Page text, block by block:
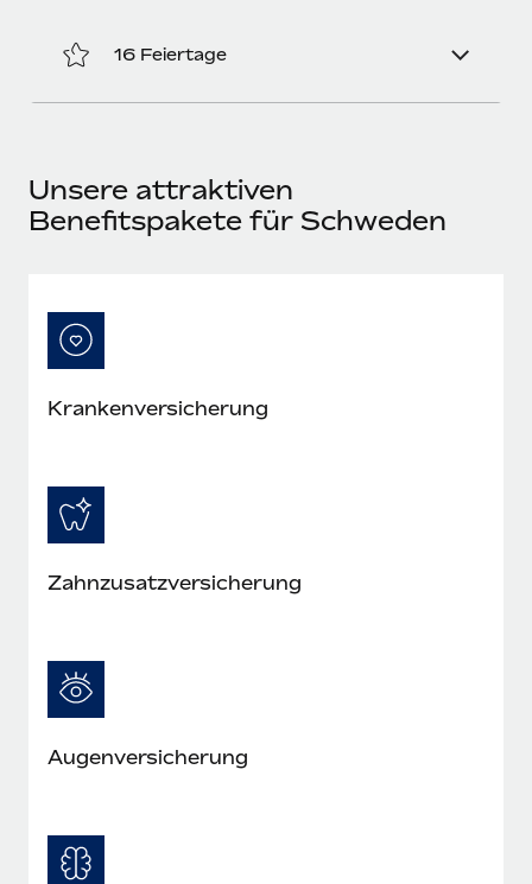
16 Feiertage
Unsere attraktiven
Benefitspakete für Schweden
Krankenversicherung
Zahnzusatzversicherung
Augenversicherung